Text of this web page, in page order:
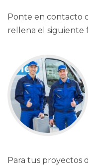
Ponte en contacto
rellena el siguiente
Para tus proyectos